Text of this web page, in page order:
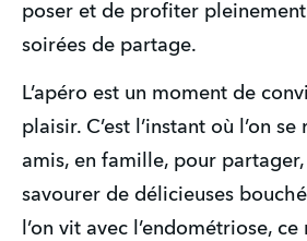
poser et de profiter
soirées de partage.
L’apéro est un moment de
plaisir. C’est l’instant où l’on
amis, en famille, pour
savourer de délicieuses
l’on vit avec l’endométriose,